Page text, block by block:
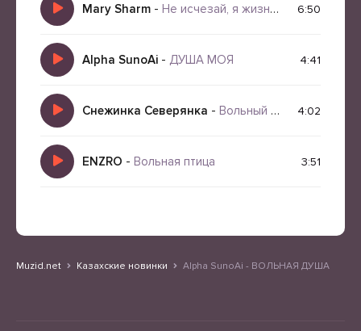
Mary Sharm - Не исчезай, я жизнь прожил бы ради одной минуты 6:50
Alpha SunoAi - ДУША МОЯ 4:41
Снежинка Северянка - Вольный Дух 4:02
ENZRO - Вольная птица 3:51
Muzid.net Казахские новинки Alpha SunoAi - ВОЛЬНАЯ ДУША